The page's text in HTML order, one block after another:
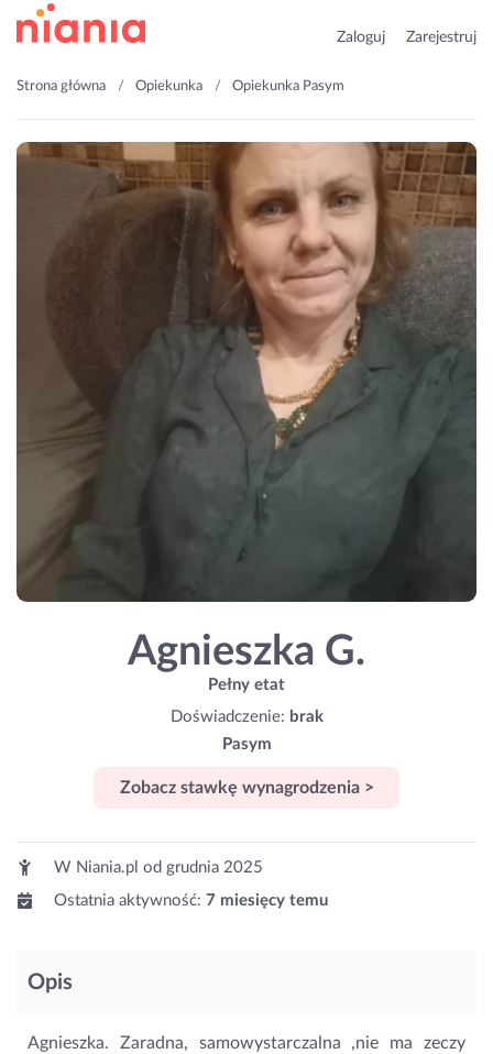
Zaloguj Zarejestruj
Strona główna Opiekunka Opiekunka Pasym
Agnieszka G.
Pełny etat
Doświadczenie: brak
Pasym
Zobacz stawkę wynagrodzenia >
W Niania.pl od grudnia 2025
Ostatnia aktywność: 7 miesięcy temu
Opis
Agnieszka. Zaradna, samowystarczalna ,nie ma zeczy